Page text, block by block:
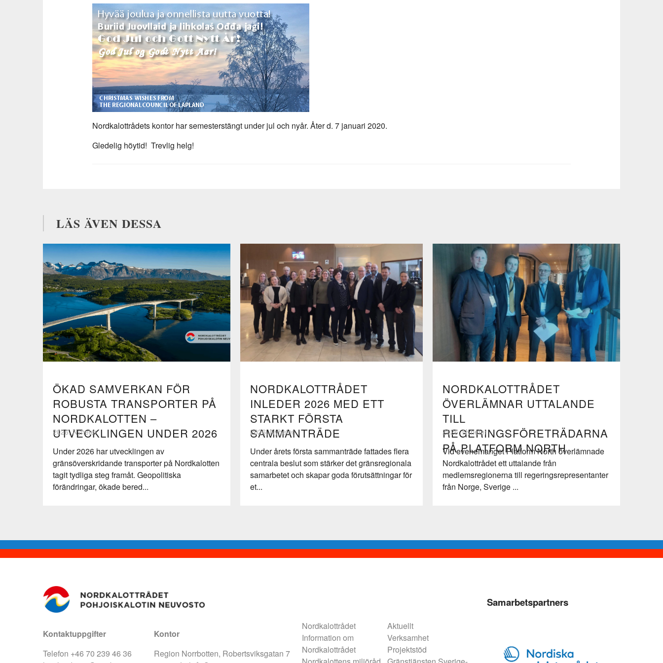
Nordkalottrådets kontor har semesterstängt under jul och nyår. Åter d. 7 januari 2020.
Gledelig höytid! Trevlig helg!
LÄS ÄVEN DESSA
ÖKAD SAMVERKAN FÖR
ROBUSTA TRANSPORTER PÅ
NORDKALOTTEN –
UTVECKLINGEN UNDER 2026
2026, Nyheter
Under 2026 har utvecklingen av
gränsöverskridande transporter på Nordkalotten
tagit tydliga steg framåt. Geopolitiska
förändringar, ökade bered...
NORDKALOTTRÅDET
INLEDER 2026 MED ETT
STARKT FÖRSTA
SAMMANTRÄDE
2026, Nyheter
Under årets första sammanträde fattades flera
centrala beslut som stärker det gränsregionala
samarbetet och skapar goda förutsättningar för
et...
NORDKALOTTRÅDET
ÖVERLÄMNAR UTTALANDE
TILL
REGERINGSFÖRETRÄDARNA
PÅ PLATFORM NORTH
2026, Nyheter
Vid evenemanget Platform North överlämnade
Nordkalottrådet ett uttalande från
medlemsregionerna till regeringsrepresentanter
från Norge, Sverige ...
Kontaktuppgifter
Telefon +46 70 239 46 36
Kontor
Region Norrbotten, Robertsviksgatan 7
Nordkalottrådet
Aktuellt
Information om
Nordkalottrådet
Verksamhet
Projektstöd
Samarbetspartners